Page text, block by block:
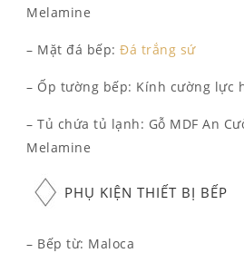
Melamine
– Mặt đá bếp: Đá trắng sứ
– Ốp tường bếp: Kính cường lực
– Tủ chứa tủ lạnh: Gỗ MDF An
Melamine
PHỤ KIỆN THIẾT BỊ BẾP
– Bếp từ: Maloca